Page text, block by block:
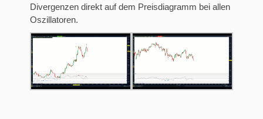
Divergenzen direkt auf dem Preisdiagramm bei allen
Oszillatoren.